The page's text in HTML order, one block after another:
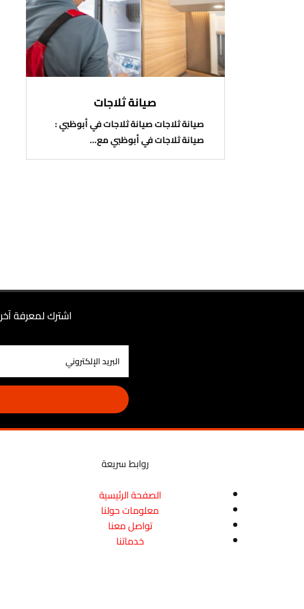
صيانة ثلاجات
صيانة ثلاجات صيانة ثلاجات في أبوظبي :
صيانة ثلاجات في أبوظبي مع...
اشترك لمعرفة
روابط سريعة
الصفحة الرئيسية
معلومات حولنا
تواصل معنا
خدماتنا